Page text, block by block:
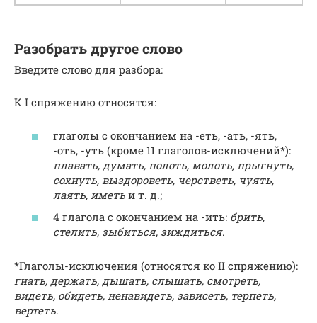
Разобрать другое слово
Введите слово для разбора:
К I спряжению относятся:
глаголы с окончанием на -еть, -ать, -ять,
-оть, -уть (кроме 11 глаголов-исключений*):
плавать, думать, полоть, молоть, прыгнуть,
сохнуть, выздороветь, черстветь, чуять,
лаять, иметь и т. д.;
4 глагола с окончанием на -ить: брить,
стелить, зыбиться, зиждиться.
*Глаголы-исключения (относятся ко II спряжению):
гнать, держать, дышать, слышать, смотреть,
видеть, обидеть, ненавидеть, зависеть, терпеть,
вертеть.